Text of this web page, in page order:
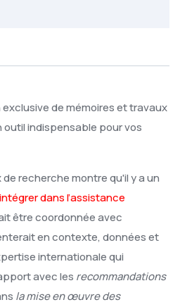
de mémoires et travaux
outil indispensable pour vos
recherche montre qu'il y a un
dans l’assistance
être coordonnée avec
en contexte, données et
internationale qui
avec les recommandations
la mise en œuvre des